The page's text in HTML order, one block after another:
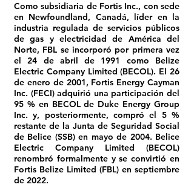
Como subsidiaria de Fortis Inc., con sede
en Newfoundland, Canadá, líder en la
industria regulada de servicios públicos
de gas y electricidad de América del
Norte, FBL se incorporó por primera vez
el 24 de abril de 1991 como Belize
Electric Company Limited (BECOL). El 26
de enero de 2001, Fortis Energy Cayman
Inc. (FECI) adquirió una participación del
95 % en BECOL de Duke Energy Group
Inc. y, posteriormente, compró el 5 %
restante de la Junta de Seguridad Social
de Belice (SSB) en mayo de 2004. Belice
Electric Company Limited (BECOL)
renombró formalmente y se convirtió en
Fortis Belize Limited (FBL) en septiembre
de 2022.